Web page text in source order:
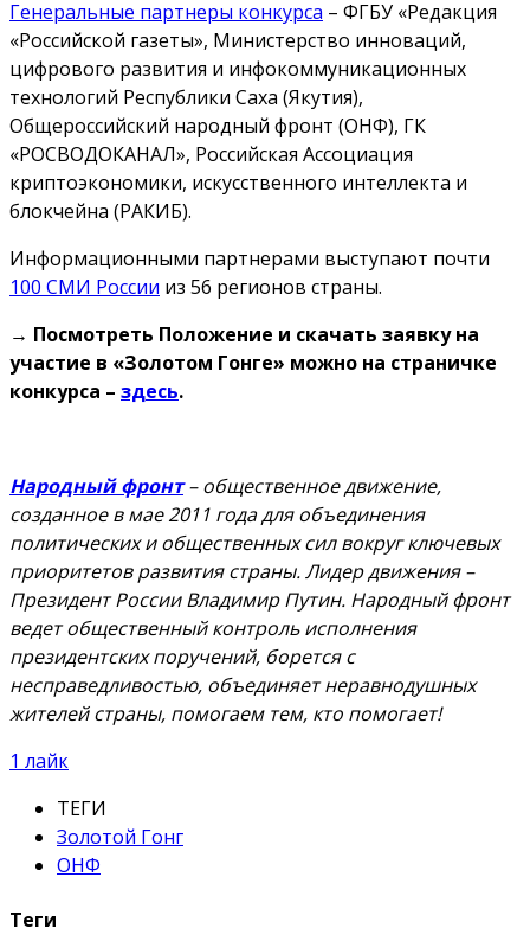
Генеральные партнеры конкурса – ФГБУ «Редакция
«Российской газеты», Министерство инноваций,
цифрового развития и инфокоммуникационных
технологий Республики Саха (Якутия),
Общероссийский народный фронт (ОНФ), ГК
«РОСВОДОКАНАЛ», Российская Ассоциация
криптоэкономики, искусственного интеллекта и
блокчейна (РАКИБ).
Информационными партнерами выступают почти
100 СМИ России из 56 регионов страны.
→ Посмотреть Положение и скачать заявку на
участие в «Золотом Гонге» можно на страничке
конкурса – здесь.
Народный фронт– общественное движение,
созданное в мае 2011 года для объединения
политических и общественных сил вокруг ключевых
приоритетов развития страны. Лидер движения –
Президент России Владимир Путин. Народный фронт
ведет общественный контроль исполнения
президентских поручений, борется с
несправедливостью, объединяет неравнодушных
жителей страны, помогаем тем, кто помогает!
1 лайк
ТЕГИ
Золотой Гонг
ОНФ
Теги